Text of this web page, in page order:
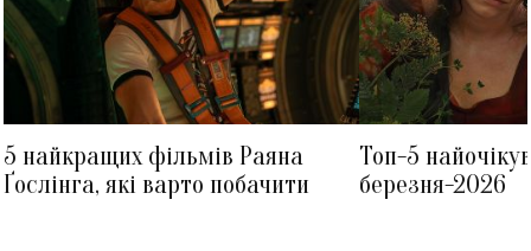
5 найкращих фільмів Раяна
Ґослінга, які варто побачити
Топ-5
березня-2026